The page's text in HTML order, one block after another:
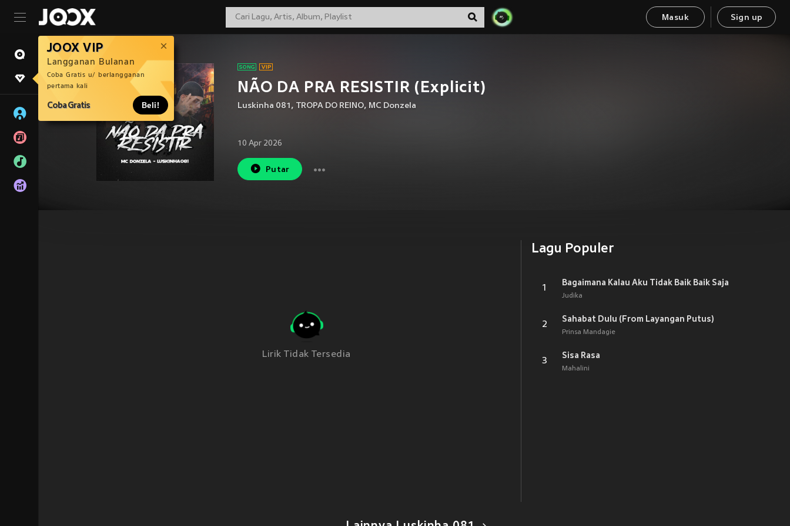
Masuk Sign up
JOOX VIP
Langganan Bulanan
Coba Gratis u/ berlangganan
pertama kali
Coba Gratis Beli!
NÃO DA PRA RESISTIR (Explicit)
Luskinha 081 , TROPA DO REINO, MC Donzela
10 Apr 2026
Putar
Lirik Tidak Tersedia
Lagu Populer
1
Bagaimana Kalau Aku Tidak Baik Baik Saja
Judika
2
Sahabat Dulu (From Layangan Putus)
Prinsa Mandagie
3
Sisa Rasa
Mahalini